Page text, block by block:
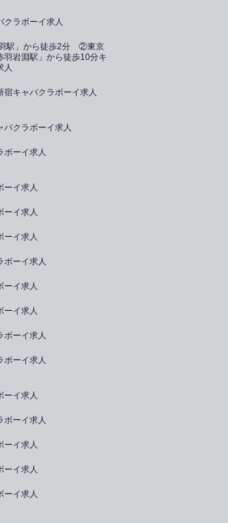
クラボーイ求人
駅」から徒歩2分 ②東京
羽岩淵駅」から徒歩10分キ
人
キャバクラボーイ求人
バクラボーイ求人
ボーイ求人
ーイ求人
ーイ求人
ーイ求人
ボーイ求人
ーイ求人
ーイ求人
ボーイ求人
ボーイ求人
ーイ求人
ボーイ求人
ーイ求人
ーイ求人
ーイ求人